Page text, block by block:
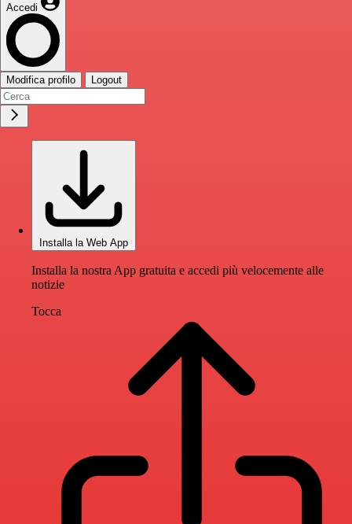
Accedi
Modifica profilo Logout
Installa la Web App
Installa la nostra App gratuita e accedi più velocemente alle
notizie
Tocca